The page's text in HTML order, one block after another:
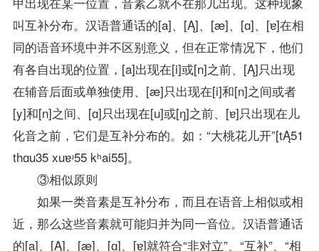
叫互补分布。汉语普通话的[a]、[Ą]、[æ]、[ɑ]、[ɐ]在相
同的语音环境中并不区别意义，但在正常情况下，他们
有各自出现的位置，[a]出现在[i]或[n]之前、[Ą]只出现
在辅音后面或单独使用、[æ]只出现在[i]和[n]之间或者
[y]和[n]之间、[ɑ]只出现在[u]或[ŋ]之前、[ɐ]只出现在儿
化音之前，它们是互补分布的。如：“大桃花儿开”[tĄ51
thɑu35 xuɐʴ55 kʰai55]。
③相似原则
如果一类音素是互补分布，而且在语音上相似或相
近，那么这些音素就可能归并为同一音位。汉语普通话
的[a]、[Ą]、[æ]、[ɑ]、[ɐ]就符合“非对立”、“互补”、“相